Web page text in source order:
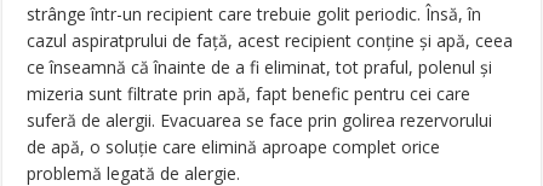
strânge într-un recipient care trebuie golit periodic. Însă, în
cazul aspiratprului de față, acest recipient conţine şi apă, ceea
ce înseamnă că înainte de a fi eliminat, tot praful, polenul şi
mizeria sunt filtrate prin apă, fapt benefic pentru cei care
suferă de alergii. Evacuarea se face prin golirea rezervorului
de apă, o soluţie care elimină aproape complet orice
problemă legată de alergie.